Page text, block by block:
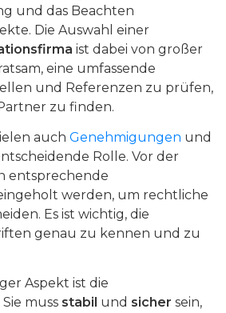
und das Beachten
Die Auswahl einer
ist dabei von großer
eine umfassende
und Referenzen zu prüfen,
zu finden.
auch Genehmigungen und
Rolle. Vor der
entsprechende
werden, um rechtliche
Es ist wichtig, die
genau zu kennen und zu
Aspekt ist die
Sie muss stabil und sicher sein,